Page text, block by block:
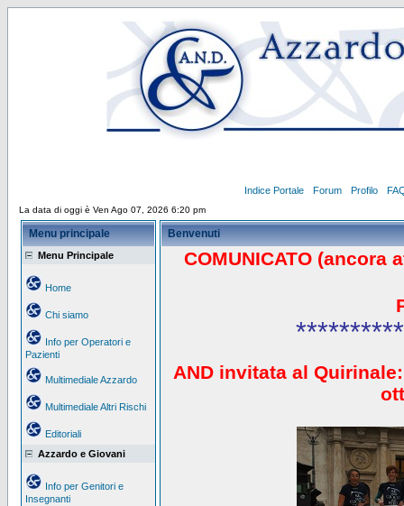
Indice Portale Forum Profilo
La data di oggi è Ven Ago 07, 2026 6:20 pm
Menu principale
Menu Principale
Home
Chi siamo
Info per Operatori e
Pazienti
Multimediale Azzardo
Multimediale Altri Rischi
Editoriali
Azzardo e Giovani
Info per Genitori e
Insegnanti
Benvenuti
COMUNICATO (ancora
AND invitata al